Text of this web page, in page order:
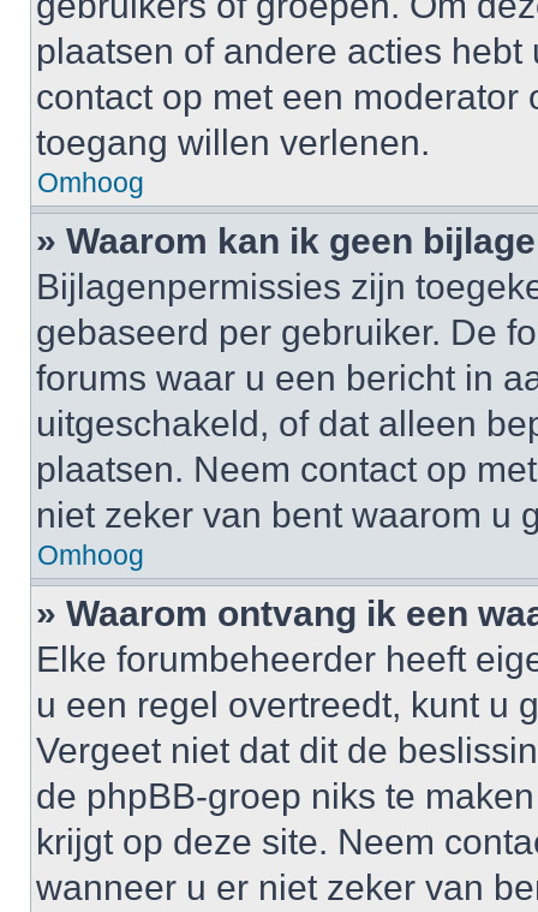
plaatsen of andere acties
contact op met een
toegang willen verlenen.
Omhoog
» Waarom kan ik geen
Bijlagenpermissies zijn
gebaseerd per gebruiker. De
forums waar u een bericht in
uitgeschakeld, of dat alleen
plaatsen. Neem contact op
niet zeker van bent waarom u
Omhoog
» Waarom ontvang ik een
Elke forumbeheerder heeft
u een regel overtreedt, kunt u
Vergeet niet dat dit de
de phpBB-groep niks te
krijgt op deze site. Neem
wanneer u er niet zeker van